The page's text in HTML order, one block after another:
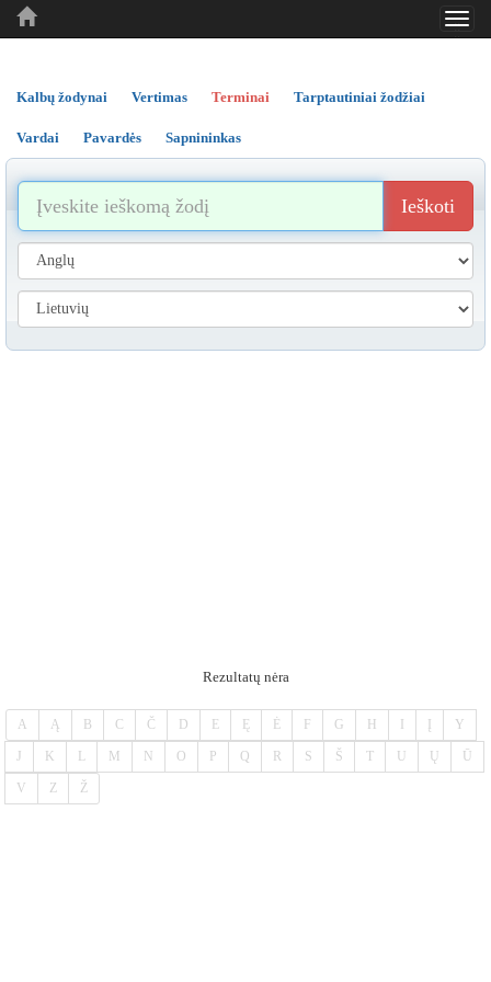
..
..
Kalbų žodynai Vertimas Terminai Tarptautiniai žodžiai
Vardai Pavardės Sapnininkas
Ieškoti
Rezultatų nėra
A Ą B C Č D E Ę Ė F G H Y
J K L M N O P Q R S Š T U Ų Ū
V Z Ž